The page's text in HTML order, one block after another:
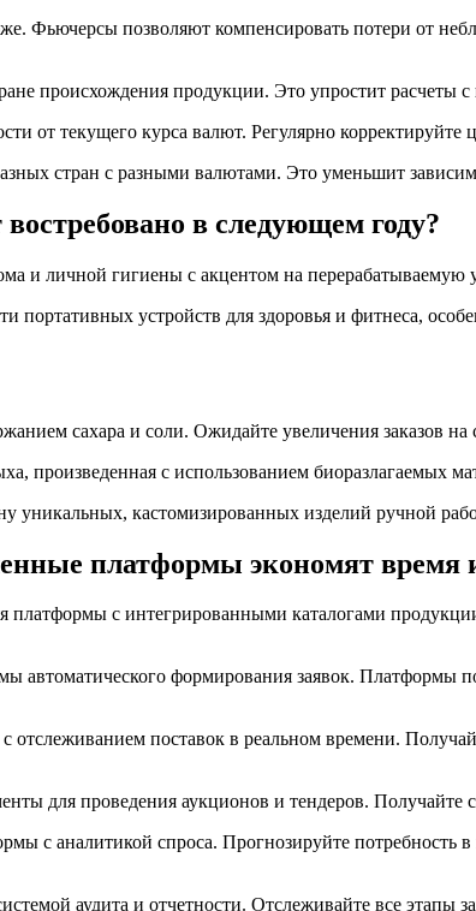
Фьючерсы позволяют компенсировать потери от
происхождения продукции. Это упростит
от текущего курса валют. Регулярно
стран с разными валютами. Это уменьшит
в следующем году?
и личной гигиены с акцентом на перерабатываемую
портативных устройств для здоровья и фитнеса,
сахара и соли. Ожидайте увеличения заказов
произведенная с использованием биоразлагаемых
уникальных, кастомизированных изделий ручной
платформы экономят время
платформы с интегрированными каталогами
формирования заявок. Платформы
поставок в реальном времени.
для проведения аукционов и тендеров.
с аналитикой спроса. Прогнозируйте потребность
аудита и отчетности. Отслеживайте все